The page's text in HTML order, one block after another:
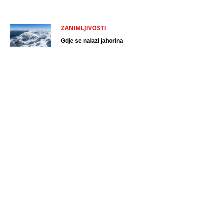
ZANIMLJIVOSTI
Gdje se nalazi jahorina